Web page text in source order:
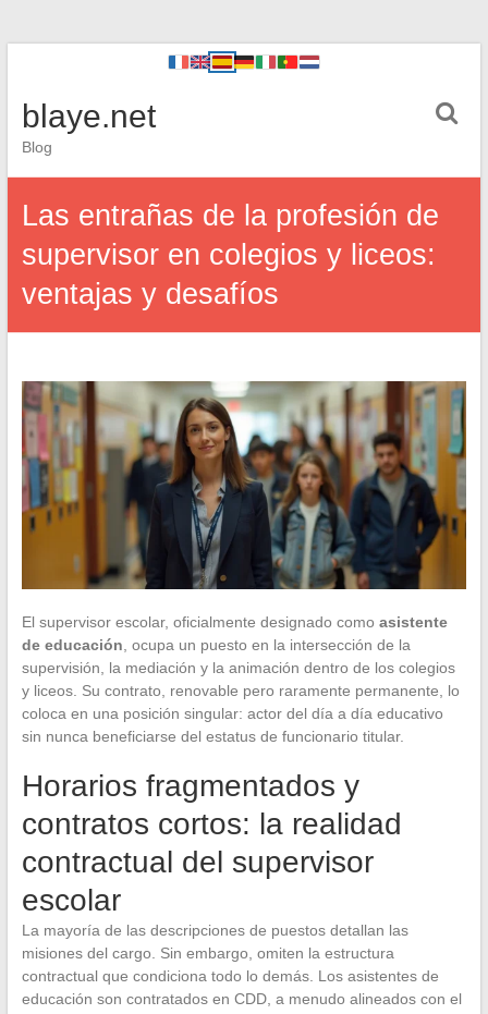
blaye.net
Blog
Las entrañas de la profesión de
supervisor en colegios y liceos:
ventajas y desafíos
El supervisor escolar, oficialmente designado como asistente
de educación , ocupa un puesto en la intersección de la
supervisión, la mediación y la animación dentro de los colegios
y liceos. Su contrato, renovable pero raramente permanente, lo
coloca en una posición singular: actor del día a día educativo
sin nunca beneficiarse del estatus de funcionario titular.
Horarios fragmentados y
contratos cortos: la realidad
contractual del supervisor
escolar
La mayoría de las descripciones de puestos detallan las
misiones del cargo. Sin embargo, omiten la estructura
contractual que condiciona todo lo demás. Los asistentes de
educación son contratados en CDD, a menudo alineados con el